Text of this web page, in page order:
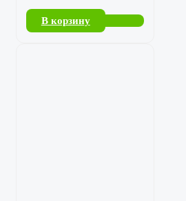
В корзину